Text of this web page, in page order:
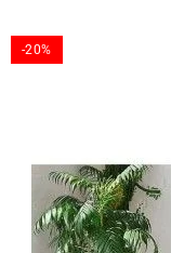
-20%